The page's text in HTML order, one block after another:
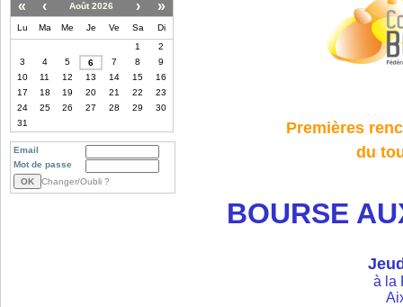
« ‹ Août 2026 › »
Lu Ma Me Je Ve Sa
Di
1
2
3
4 5 6 7 8
9
10
11 12 13 14 15
16
17
18 19 20 21 22
23
24
25 26 27 28 29
30
31
Email
Mot de passe
Changer/Oubli ?
Premières
du
BOURSE
à la